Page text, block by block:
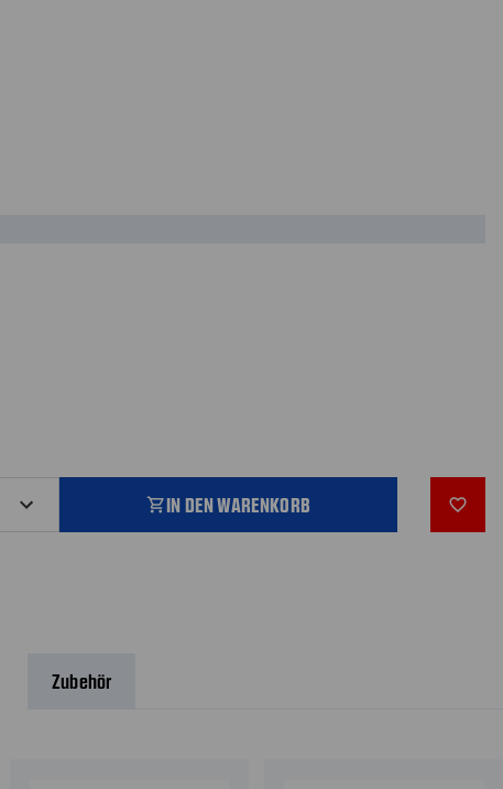
shopping_cartIN DEN WARENKORB favorite_outline
Zubehör